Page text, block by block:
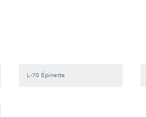
L-70 Épinette